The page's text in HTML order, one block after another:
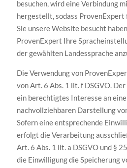
besuchen, wird eine Verbindung
hergestellt, sodass ProvenExpert
Sie unsere Website besucht
ProvenExpert Ihre
der gewählten Landessprache
Die Verwendung von
von Art. 6 Abs. 1 lit. f DSGVO.
ein berechtigtes Interesse an
nachvollziehbaren Darstellung
Sofern eine entsprechende
erfolgt die Verarbeitung
Art. 6 Abs. 1 lit. a DSGVO und §
die Einwilligung die Speicherung